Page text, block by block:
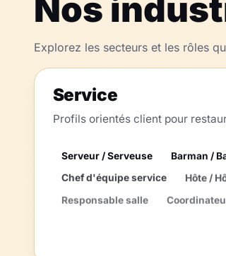
Nos
Explorez les secteurs et les rôles
Service
Profils orientés client pour
Serveur / Serveuse Barman /
Chef d'équipe service
Hôte /
Responsable salle